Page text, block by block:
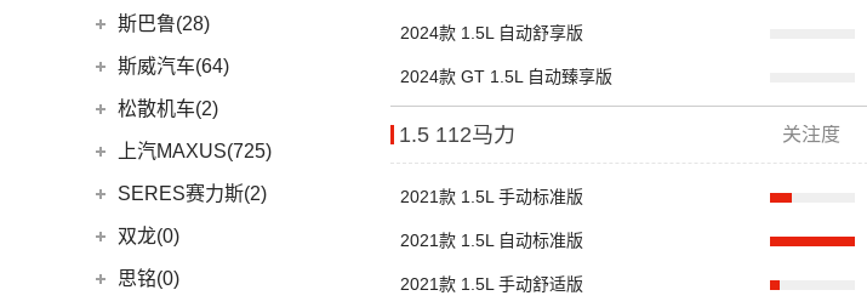
途乐(4)
斯巴鲁(28)
斯巴鲁(28)
森林人(11)
力狮
(6)
斯巴鲁XV
斯威汽车(64)
华晨鑫源(64)
斯威G01 (12)
钢铁侠
斯威X2
松散机车(2)
松散机车(2)
SS SUMMER 夏天
SS DOLPHIN 海豚
上汽MAXUS(725)
上汽大通(725)
G20(23)
SERES赛力斯(2)
金康赛力斯
赛力斯SF5
双龙(0)
思铭(0)
2024款 1.5L 自动舒享版
2024款 GT 1.5L 自动臻享版
1.5 112马力 关注度
2021款 1.5L 手动标准版
2021款 1.5L 自动标准版
2021款 1.5L 手动舒适版